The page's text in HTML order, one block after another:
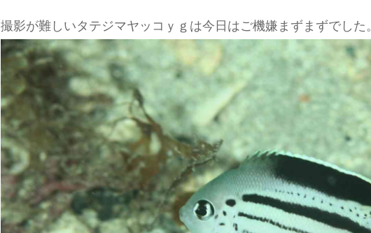
撮影が難しいタテジマヤッコｙｇは今日はご機嫌まずまずでした。